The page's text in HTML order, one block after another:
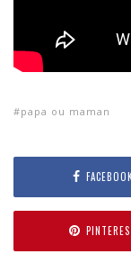
papa ou maman